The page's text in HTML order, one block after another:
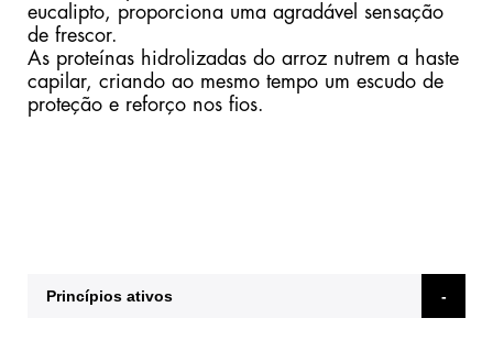
eucalipto, proporciona uma agradável sensação
de frescor.
As proteínas hidrolizadas do arroz nutrem a haste
capilar, criando ao mesmo tempo um escudo de
proteção e reforço nos fios.
Princípios ativos